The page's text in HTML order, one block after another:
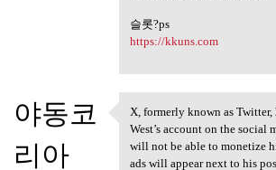
슬롯?ps
https://kkuns.com
야동코
리아
X, formerly known as
X, formerly known as Twitter,
West’s account on the social
will not be able to monetize
ads will appear next to his